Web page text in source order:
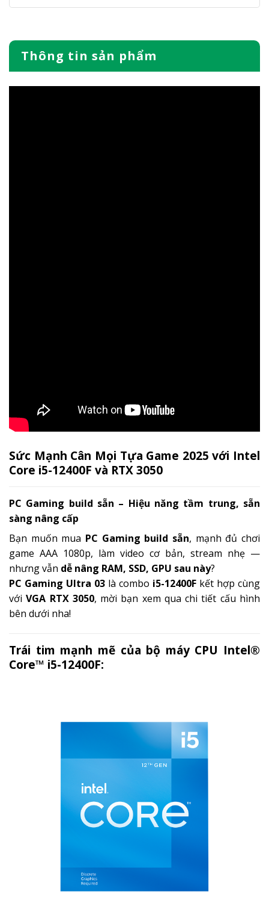
Thông tin sản phẩm
Sức Mạnh Cân Mọi Tựa Game 2025 với Intel
Core i5-12400F và RTX 3050
PC Gaming build sẵn – Hiệu năng tầm trung, sẵn
sàng nâng cấp
Bạn muốn mua PC Gaming build sẵn, mạnh đủ chơi
game AAA 1080p, làm video cơ bản, stream nhẹ —
nhưng vẫn dễ nâng RAM, SSD, GPU sau này?
PC Gaming Ultra 03 là combo i5-12400F kết hợp cùng
với VGA RTX 3050, mời bạn xem qua chi tiết cấu hình
bên dưới nha!
Trái tim mạnh mẽ của bộ máy CPU Intel®
Core™ i5-12400F: